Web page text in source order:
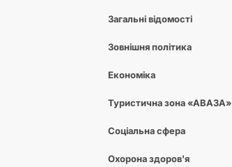
Загальні відомості
Зовнішня політика
Економіка
Туристична зона «АВАЗА»
Соціальна сфера
Охорона здоров'я